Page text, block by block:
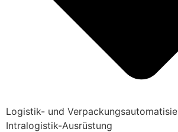
Logistik- und
Intralogistik-Ausrüstung